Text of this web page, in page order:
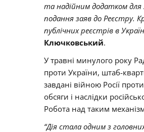
та надійним додатком для
подання заяв до Реєстру.
публічних реєстрів в
Ключковський.
У травні минулого року
проти України, штаб-
завдані війною Росії
обсяги і наслідки
Робота над таким
“Дія стала одним з